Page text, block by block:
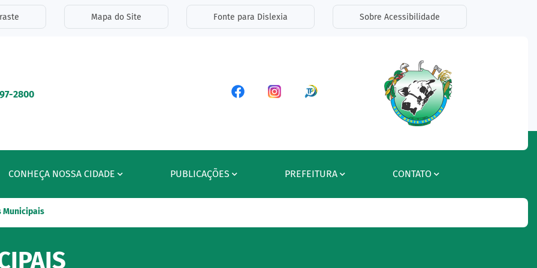
de acessibilidade
Mapa do Site Fonte para Dislexia Sobre Acessibilidade
2800 Acessar a Rede Social Facebook
Acessar a Rede Social Instagram
Acessar a Rede Social Radar
CONHEÇA NOSSA CIDADE PUBLICAÇÕES PREFEITURA CONTATO
Municipais